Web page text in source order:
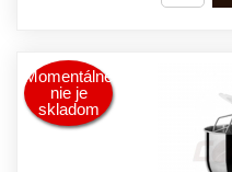
Momentálne
nie je
skladom